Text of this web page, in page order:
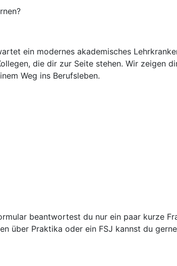
ein modernes akademisches
die dir zur Seite stehen. Wir zeigen
Weg ins Berufsleben.
beantwortest du nur ein paar kurze
über Praktika oder ein FSJ kannst du gerne